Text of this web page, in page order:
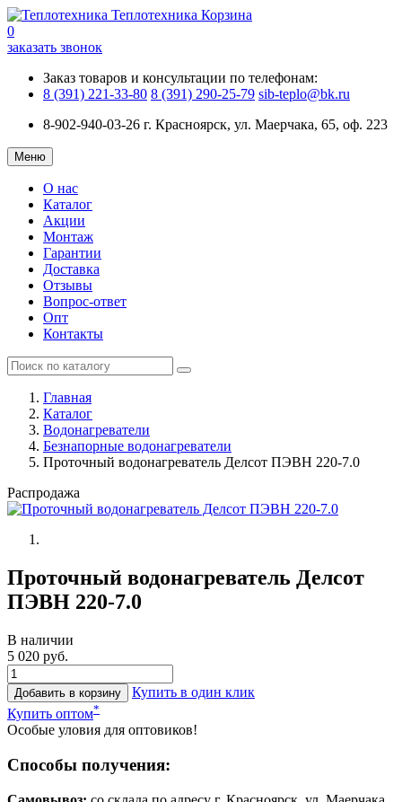
Теплотехника Корзина
0
заказать звонок
Заказ товаров и консультации по телефонам:
8 (391) 221-33-80 8 (391) 290-25-79 sib-teplo@bk.ru
8-902-940-03-26 г. Красноярск, ул. Маерчака, 65, оф. 223
Меню
О нас
Каталог
Акции
Монтаж
Гарантии
Доставка
Отзывы
Вопрос-ответ
Опт
Контакты
Главная
Каталог
Водонагреватели
Безнапорные водонагреватели
Проточный водонагреватель Делсот ПЭВН 220-7.0
Распродажа
Проточный водонагреватель Делсот
ПЭВН 220-7.0
В наличии
5 020 руб.
Добавить в корзину
Купить в один клик
Купить оптом*
Особые уловия для оптовиков!
Способы получения: